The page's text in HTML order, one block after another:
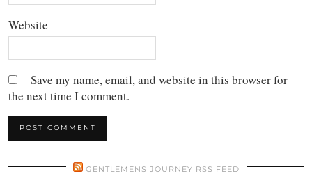
Website
Save my name, email, and website in this browser for
the next time I comment.
GENTLEMENS JOURNEY RSS FEED